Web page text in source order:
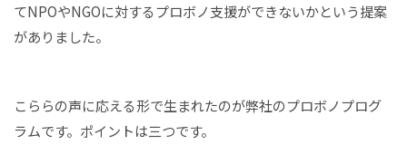
てNPOやNGOに対するプロボノ支援ができないかという提案
がありました。
こららの声に応える形で生まれたのが弊社のプロボノプログ
ラムです。ポイントは三つです。